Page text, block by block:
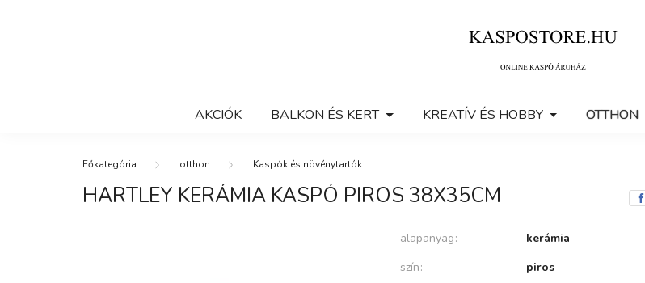
AKCIÓK BALKON ÉS KERT KREATÍV ÉS HOBBY OTTHON
otthon Kaspók és növénytartók
HARTLEY KERÁMIA KASPÓ PIROS 38X35CM
alapanyag
kerámia
szín
piros